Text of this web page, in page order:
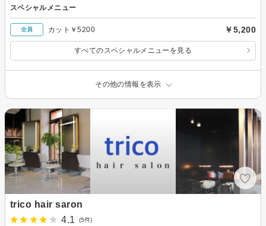
スペシャルメニュー
全員 カット￥5200 ￥5,200
すべてのスペシャルメニューを見る
その他の情報を表示
trico hair saron
4.1
(5件)